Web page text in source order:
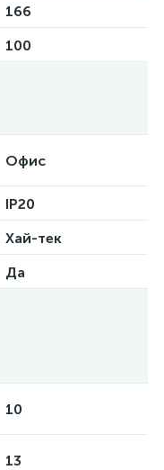
166
100
Офис
IP20
Хай-тек
Да
10
13